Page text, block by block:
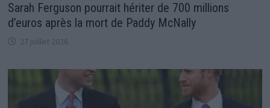
Sarah Ferguson pourrait hériter de 700 millions
d’euros après la mort de Paddy McNally
27 juillet 2026